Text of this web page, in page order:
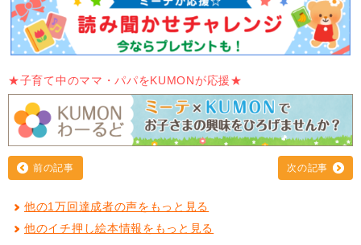
★子育て中のママ・パパをKUMONが応援★
前の記事 次の記事
他の1万回達成者の声をもっと見る
他のイチ押し絵本情報をもっと見る